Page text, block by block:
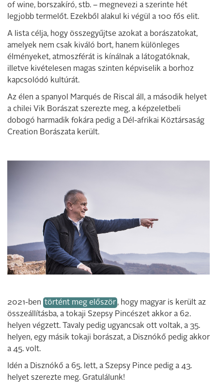
of wine, borszakíró, stb. – megnevezi a szerinte hét
legjobb termelőt. Ezekből alakul ki végül a 100 fős elit.
A lista célja, hogy összegyűjtse azokat a borászatokat,
amelyek nem csak kiváló bort, hanem különleges
élményeket, atmoszférát is kínálnak a látogatóknak,
illetve kivételesen magas szinten képviselik a borhoz
kapcsolódó kultúrát.
Az élen a spanyol Marqués de Riscal áll, a második helyet
a chilei Vik Borászat szerezte meg, a képzeletbeli
dobogó harmadik fokára pedig a Dél-afrikai Köztársaság
Creation Borászata került.
2021-ben történt meg először , hogy magyar is került az
összeállításba, a tokaji Szepsy Pincészet akkor a 62.
helyen végzett. Tavaly pedig ugyancsak ott voltak, a 35.
helyen, egy másik tokaji borászat, a Disznókő pedig akkor
a 45. volt.
Idén a Disznókő a 65. lett, a Szepsy Pince pedig a 43.
helyet szerezte meg. Gratulálunk!